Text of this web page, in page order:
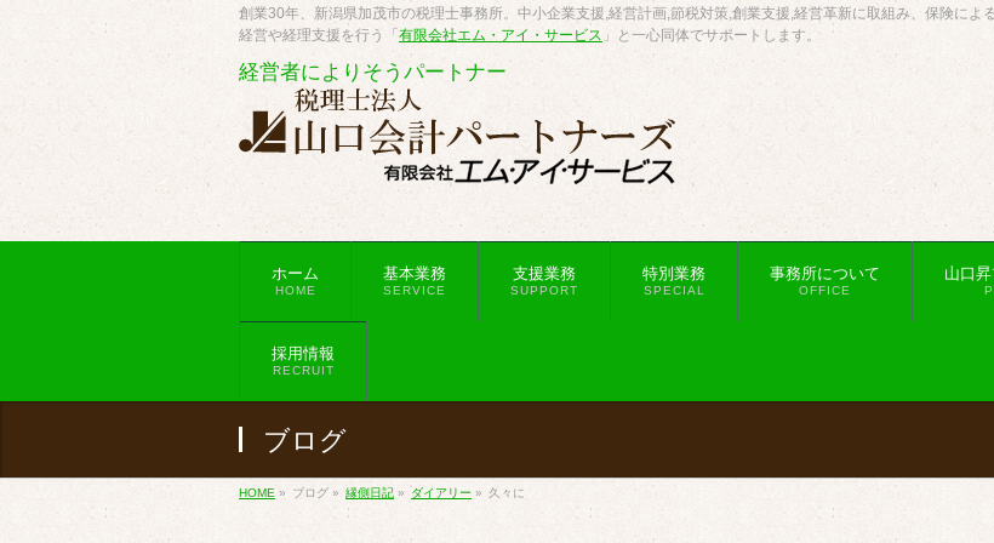
創業30年、新潟県加茂市の税理士事務所。中小企業支援,経営計画,節税対策,創業支援,経営革新に取組み、保険によ
経営や経理支援を行う「 有限会社エム・アイ・サービス 」と一心同体でサポートします。
経営者によりそうパートナー
ホーム
HOME
基本業務
SERVICE
支援業務
SUPPORT
特別業務
SPECIAL
事務所について
OFFICE
山口
採用情報
RECRUIT
ブログ
HOME » ブログ » 縁側日記 » ダイアリー » 久々に